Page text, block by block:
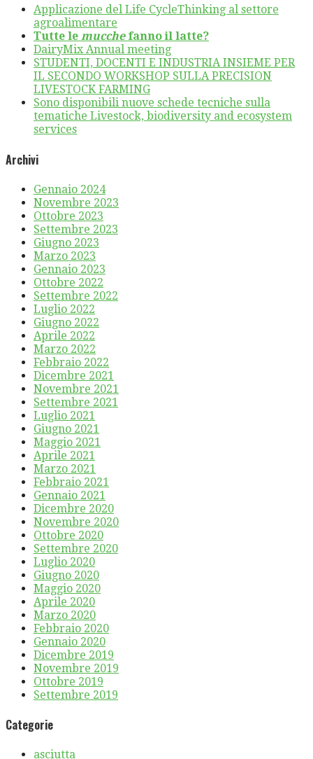
Applicazione del Life CycleThinking al settore
agroalimentare
Tutte le mucchefanno il latte?
DairyMix Annual meeting
STUDENTI, DOCENTI E INDUSTRIA INSIEME PER
IL SECONDO WORKSHOP SULLA PRECISION
LIVESTOCK FARMING
Sono disponibili nuove schede tecniche sulla
tematiche Livestock, biodiversity and ecosystem
services
Archivi
Gennaio 2024
Novembre 2023
Ottobre 2023
Settembre 2023
Giugno 2023
Marzo 2023
Gennaio 2023
Ottobre 2022
Settembre 2022
Luglio 2022
Giugno 2022
Aprile 2022
Marzo 2022
Febbraio 2022
Dicembre 2021
Novembre 2021
Settembre 2021
Luglio 2021
Giugno 2021
Maggio 2021
Aprile 2021
Marzo 2021
Febbraio 2021
Gennaio 2021
Dicembre 2020
Novembre 2020
Ottobre 2020
Settembre 2020
Luglio 2020
Giugno 2020
Maggio 2020
Aprile 2020
Marzo 2020
Febbraio 2020
Gennaio 2020
Dicembre 2019
Novembre 2019
Ottobre 2019
Settembre 2019
Categorie
asciutta